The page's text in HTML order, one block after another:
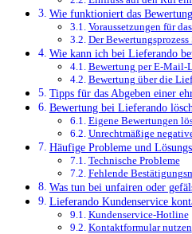
Wie funktioniert das
Voraussetzungen für
Der
Wie kann ich bei Lieferando
Bewertung per E-Mail-
Bewertung über die
Tipps für das Abgeben einer
Bewertung bei Lieferando
Eigene Bewertungen
Unrechtmäßige
Häufige Probleme und
Technische Probleme
Fehlende
Was tun bei unfairen oder
Lieferando Kundenservice
Kundenservice-Hotline
Kontaktformular nutzen